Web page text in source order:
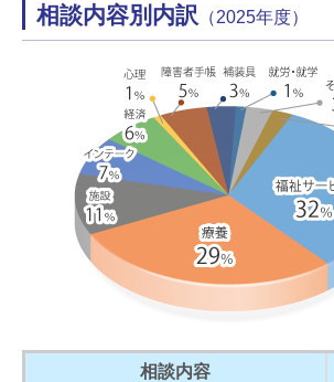
相談内容別内訳 （2025年度）
相談内容